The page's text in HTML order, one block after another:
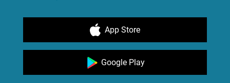
App Store
Google Play